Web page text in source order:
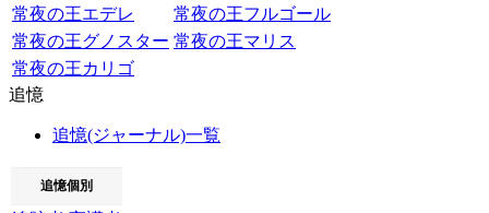
常夜の王エデレ
常夜の王フルゴール
常夜の王グノスター 常夜の王マリス
常夜の王カリゴ
追憶
追憶(ジャーナル)一覧
追憶個別